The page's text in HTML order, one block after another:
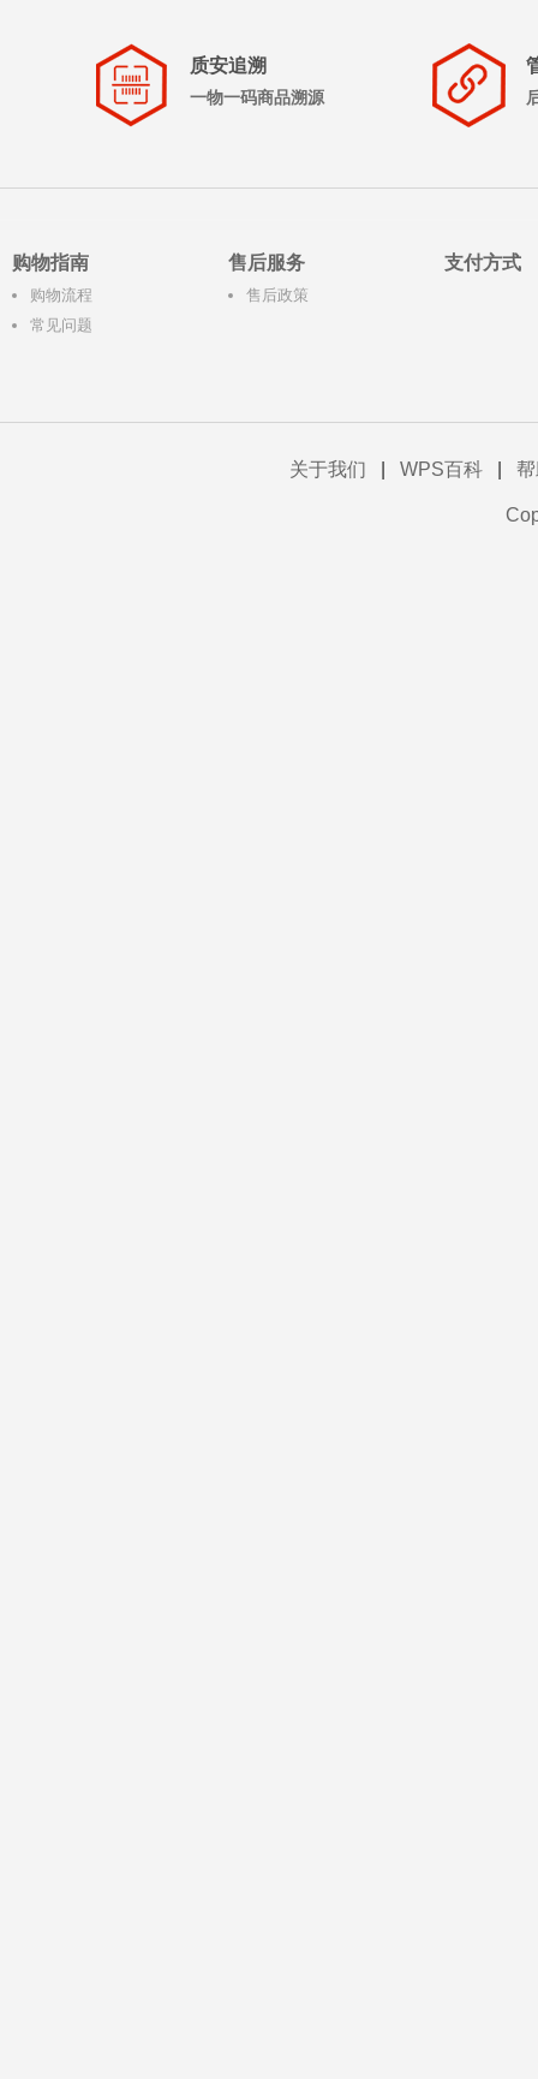
质安追溯
一物一码商品溯源
购物指南
购物流程
常见问题
售后服务
售后政策
支付方式
关于我们 WPS百科